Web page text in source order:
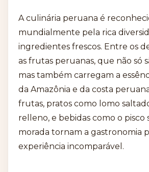
A culinária peruana é
mundialmente pela rica
ingredientes frescos. Entre os
as frutas peruanas, que não só
mas também carregam a
da Amazônia e da costa
frutas, pratos como lomo
relleno, e bebidas como o pisco
morada tornam a gastronomia
experiência incomparável.